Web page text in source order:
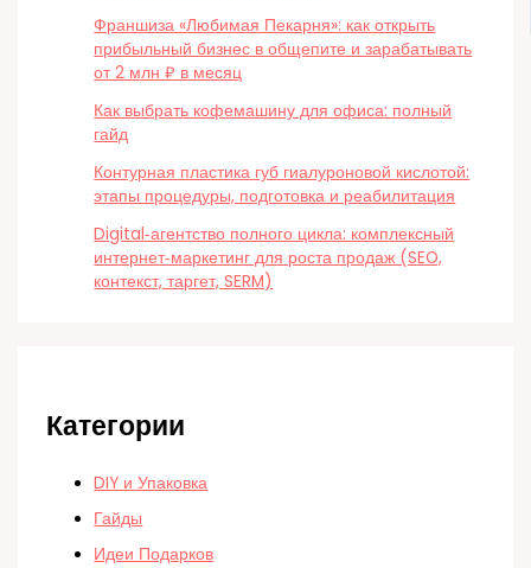
Франшиза «Любимая Пекарня»: как открыть
прибыльный бизнес в общепите и зарабатывать
от 2 млн ₽ в месяц
Как выбрать кофемашину для офиса: полный
гайд
Контурная пластика губ гиалуроновой кислотой:
этапы процедуры, подготовка и реабилитация
Digital‑агентство полного цикла: комплексный
интернет‑маркетинг для роста продаж (SEO,
контекст, таргет, SERM)
Категории
DIY и Упаковка
Гайды
Идеи Подарков